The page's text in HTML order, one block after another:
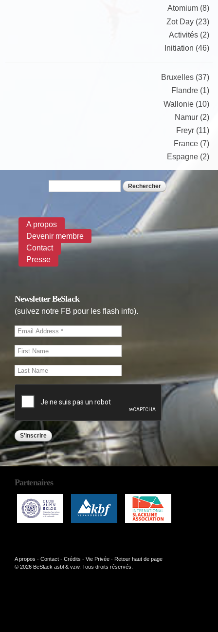
Atomium (8)
Zot Day (23)
Activités (2)
Initiation (46)
Bruxelles (37)
Flandre (1)
Wallonie (10)
Namur (2)
Freyr (11)
France (7)
Espagne (2)
Formulaire de recherche
A propos
Devenir membre
Contact
Presse
Newsletter BeSlack
(suivez notre FB pour les flash info).
Partenaires
A propos - Contact - Crédits - Vie Privée - Retour haut de page
© 2026 BeSlack asbl & vzw. Tous droits réservés.